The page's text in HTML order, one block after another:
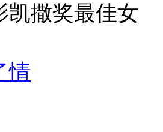
凯撒奖最佳女
情